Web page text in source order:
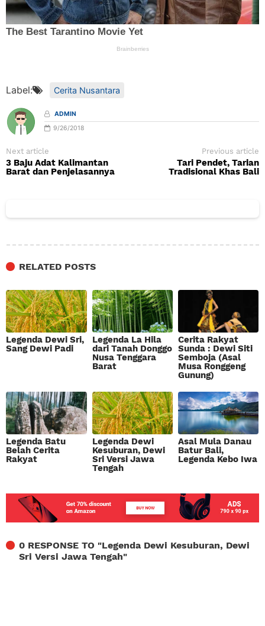
Label: Cerita Nusantara
ADMIN
9/26/2018
Next article
3 Baju Adat Kalimantan
Barat dan Penjelasannya
Previous article
Tari Pendet, Tarian
Tradisional Khas Bali
RELATED POSTS
Legenda Dewi Sri,
Sang Dewi Padi
Legenda La Hila
dari Tanah Donggo
Nusa Tenggara
Barat
Cerita Rakyat
Sunda : Dewi Siti
Semboja (Asal
Musa Ronggeng
Gunung)
Legenda Batu
Belah Cerita
Rakyat
Legenda Dewi
Kesuburan, Dewi
Sri Versi Jawa
Tengah
Asal Mula Danau
Batur Bali,
Legenda Kebo Iwa
0 RESPONSE TO "Legenda Dewi Kesuburan, Dewi
Sri Versi Jawa Tengah"